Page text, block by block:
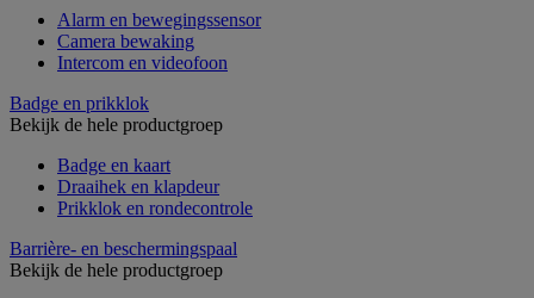
Alarm en bewegingssensor
Camera bewaking
Intercom en videofoon
Badge en prikklok
Bekijk de hele productgroep
Badge en kaart
Draaihek en klapdeur
Prikklok en rondecontrole
Barrière- en beschermingspaal
Bekijk de hele productgroep